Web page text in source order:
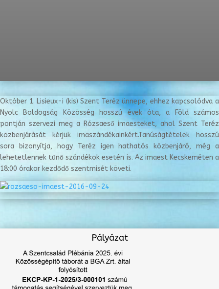
Október 1. Lisieux-i (kis) Szent Teréz ünnepe, ehhez kapcsolódva a
Nyolc Boldogság Közösség hosszú évek óta, a Föld számos
pontján szervezi meg a Rózsaeső imaesteket, ahol Szent Teréz
közbenjárását kérjük imaszándékainkért.Tanúságtételek hosszú
sora bizonyítja, hogy Teréz igen hathatós közbenjáró, még a
lehetetlennek tűnő szándékok esetén is. Az imaest Kecskeméten a
18:00 órakor kezdődő szentmisét követi.
Pályázat